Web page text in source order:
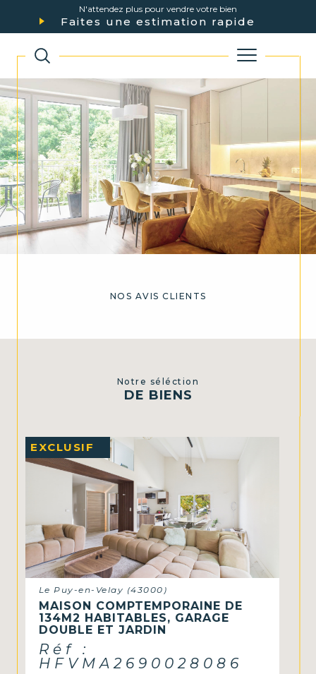
N'attendez plus pour vendre votre bien
Faites une estimation rapide
NOS AVIS CLIENTS
Notre séléction
DE BIENS
VENDU
Le Puy-en-Velay (43000)
APPARTEMENT T3 CENTRE-
VILLE TERRASSE ET PARKING
Réf :
GLVAP3430028803